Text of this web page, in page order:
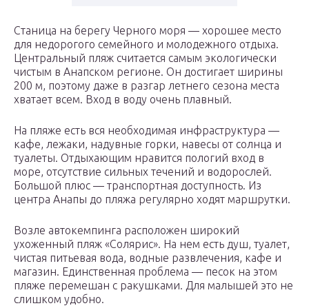
Станица на берегу Черного моря — хорошее место
для недорогого семейного и молодежного отдыха.
Центральный пляж считается самым экологически
чистым в Анапском регионе. Он достигает ширины
200 м, поэтому даже в разгар летнего сезона места
хватает всем. Вход в воду очень плавный.
На пляже есть вся необходимая инфраструктура —
кафе, лежаки, надувные горки, навесы от солнца и
туалеты. Отдыхающим нравится пологий вход в
море, отсутствие сильных течений и водорослей.
Большой плюс — транспортная доступность. Из
центра Анапы до пляжа регулярно ходят маршрутки.
Возле автокемпинга расположен широкий
ухоженный пляж «Солярис». На нем есть душ, туалет,
чистая питьевая вода, водные развлечения, кафе и
магазин. Единственная проблема — песок на этом
пляже перемешан с ракушками. Для малышей это не
слишком удобно.